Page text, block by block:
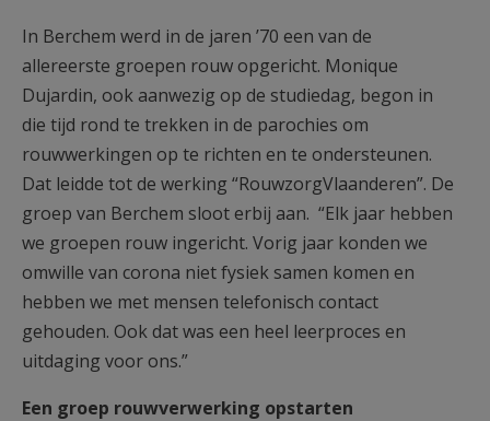
In Berchem werd in de jaren ’70 een van de
allereerste groepen rouw opgericht. Monique
Dujardin, ook aanwezig op de studiedag, begon in
die tijd rond te trekken in de parochies om
rouwwerkingen op te richten en te ondersteunen.
Dat leidde tot de werking “RouwzorgVlaanderen”. De
groep van Berchem sloot erbij aan. “Elk jaar hebben
we groepen rouw ingericht. Vorig jaar konden we
omwille van corona niet fysiek samen komen en
hebben we met mensen telefonisch contact
gehouden. Ook dat was een heel leerproces en
uitdaging voor ons.”
Een groep rouwverwerking opstarten